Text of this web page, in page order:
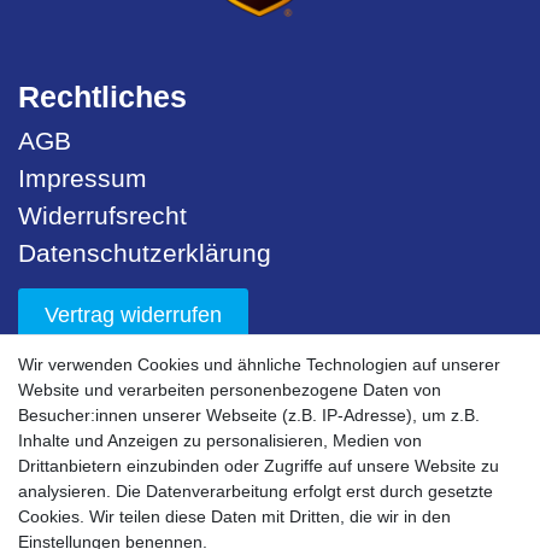
Rechtliches
AGB
Impressum
Widerrufsrecht
Datenschutzerklärung
Vertrag widerrufen
Unser Service
Sicherheit
Nachhaltigkeit
Downloads
Wir verwenden Cookies und ähnliche Technologien auf unserer
Website und verarbeiten personenbezogene Daten von
Besucher:innen unserer Webseite (z.B. IP-Adresse), um z.B.
Inhalte und Anzeigen zu personalisieren, Medien von
Drittanbietern einzubinden oder Zugriffe auf unsere Website zu
analysieren. Die Datenverarbeitung erfolgt erst durch gesetzte
Cookies. Wir teilen diese Daten mit Dritten, die wir in den
Einstellungen benennen.